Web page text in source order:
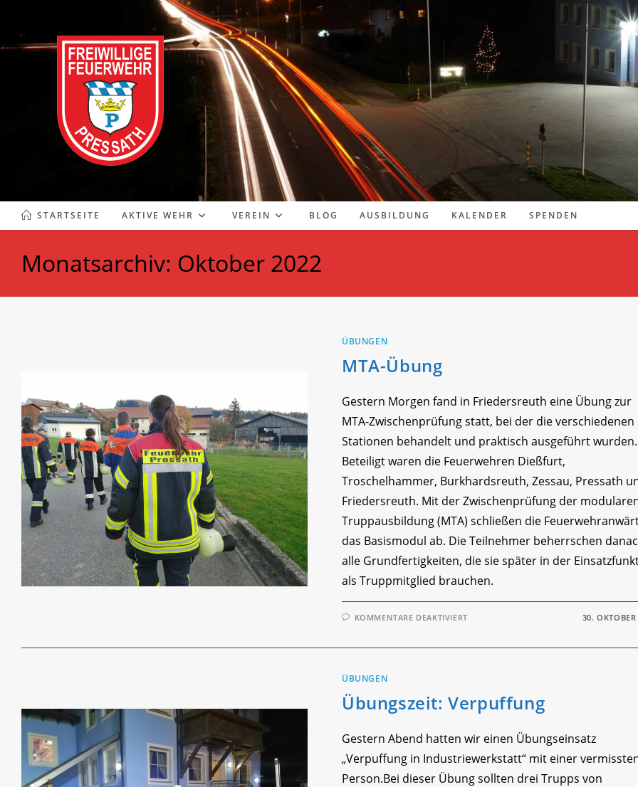
springen
STARTSEITE AKTIVE WEHR VEREIN BLOG AUSBILDUNG KALENDER SPENDEN
Monatsarchiv: Oktober 2022
ÜBUNGEN
MTA-Übung
Gestern Morgen fand in Friedersreuth eine Übung zur
MTA-Zwischenprüfung statt, bei der die verschiedenen
Stationen behandelt und praktisch ausgeführt wurden.
Beteiligt waren die Feuerwehren Dießfurt,
Troschelhammer, Burkhardsreuth, Zessau, Pressath
Friedersreuth. Mit der Zwischenprüfung der
Truppausbildung (MTA) schließen die
das Basismodul ab. Die Teilnehmer beherrschen
alle Grundfertigkeiten, die sie später in der
als Truppmitglied brauchen.
KOMMENTARE DEAKTIVIERTFÜR 30.
ÜBUNGEN
Übungszeit: Verpuffung
Gestern Abend hatten wir einen Übungseinsatz
„Verpuffung in Industriewerkstatt“ mit einer
Person.Bei dieser Übung sollten drei Trupps von